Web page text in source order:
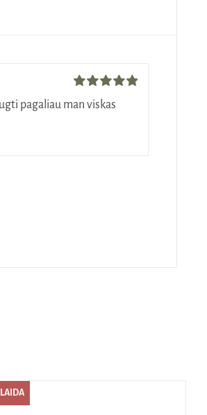
Įvertinimas:
5iš 5
pagaliau man viskas